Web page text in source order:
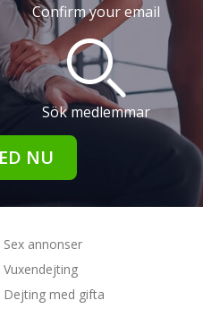
Confirm your email
Sök medlemmar
NU
Sex annonser
Vuxendejting
Dejting med gifta